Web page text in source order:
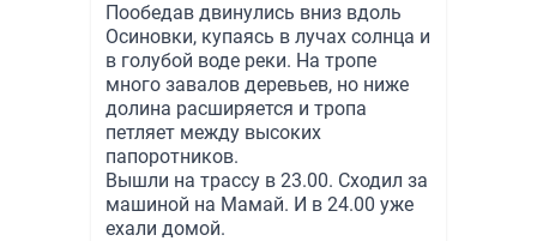
Пообедав двинулись вниз вдоль
Осиновки, купаясь в лучах солнца и
в голубой воде реки. На тропе
много завалов деревьев, но ниже
долина расширяется и тропа
петляет между высоких
папоротников.
Вышли на трассу в 23.00. Сходил за
машиной на Мамай. И в 24.00 уже
ехали домой.